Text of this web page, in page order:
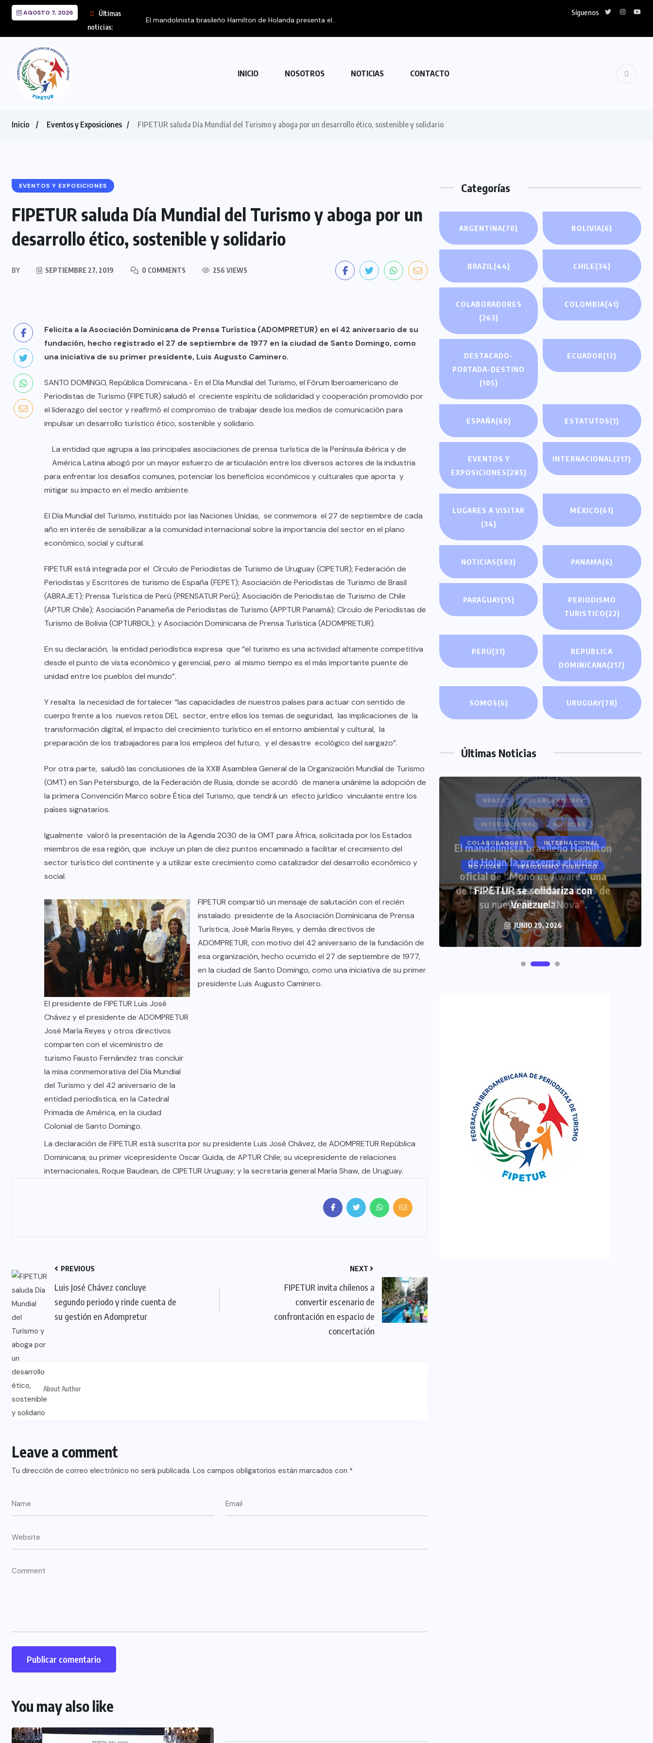
AGOSTO 7, 2026
Últimas
noticias:
El mandolinista brasileño Hamilton de Holanda presenta el...
Síguenos
INICIO NOSOTROS NOTICIAS CONTACTO
Inicio Eventos y Exposiciones FIPETUR saluda Día Mundial del Turismo y aboga por un desarrollo ético, sostenible y solidario
EVENTOS Y EXPOSICIONES
FIPETUR saluda Día Mundial del Turismo y aboga por un
desarrollo ético, sostenible y solidario
BY SEPTIEMBRE 27, 2019 0 COMMENTS 256 VIEWS
Felicita a la Asociación Dominicana de Prensa Turística (ADOMPRETUR) en el 42 aniversario de su
fundación, hecho registrado el 27 de septiembre de 1977 en la ciudad de Santo Domingo, como
una iniciativa de su primer presidente, Luis Augusto Caminero.
SANTO DOMINGO, República Dominicana.- En el Día Mundial del Turismo, el Fórum Iberoamericano de
Periodistas de Turismo (FIPETUR) saludó el creciente espíritu de solidaridad y cooperación promovido por
el liderazgo del sector y reafirmó el compromiso de trabajar desde los medios de comunicación para
impulsar un desarrollo turístico ético, sostenible y solidario.
La entidad que agrupa a las principales asociaciones de prensa turística de la Península ibérica y de
América Latina abogó por un mayor esfuerzo de articulación entre los diversos actores de la industria
para enfrentar los desafíos comunes, potenciar los beneficios económicos y culturales que aporta y
mitigar su impacto en el medio ambiente.
El Día Mundial del Turismo, instituido por las Naciones Unidas, se conmemora el 27 de septiembre de cada
año en interés de sensibilizar a la comunidad internacional sobre la importancia del sector en el plano
económico, social y cultural.
FIPETUR está integrada por el Círculo de Periodistas de Turismo de Uruguay (CIPETUR); Federación de
Periodistas y Escritores de turismo de España (FEPET); Asociación de Periodistas de Turismo de Brasil
(ABRAJET); Prensa Turística de Perú (PRENSATUR Perú); Asociación de Periodistas de Turismo de Chile
(APTUR Chile); Asociación Panameña de Periodistas de Turismo (APPTUR Panamá); Círculo de Periodistas de
Turismo de Bolivia (CIPTURBOL); y Asociación Dominicana de Prensa Turística (ADOMPRETUR).
En su declaración, la entidad periodística expresa que “el turismo es una actividad altamente competitiva
desde el punto de vista económico y gerencial, pero al mismo tiempo es el más importante puente de
unidad entre los pueblos del mundo”.
Y resalta la necesidad de fortalecer “las capacidades de nuestros países para actuar con sentido de
cuerpo frente a los nuevos retos DEL sector, entre ellos los temas de seguridad, las implicaciones de la
transformación digital, el impacto del crecimiento turístico en el entorno ambiental y cultural, la
preparación de los trabajadores para los empleos del futuro, y el desastre ecológico del sargazo”.
Por otra parte, saludó las conclusiones de la XXIII Asamblea General de la Organización Mundial de Turismo
(OMT) en San Petersburgo, de la Federación de Rusia, donde se acordó de manera unánime la adopción de
la primera Convención Marco sobre Ética del Turismo, que tendrá un efecto jurídico vinculante entre los
países signatarios.
Igualmente valoró la presentación de la Agenda 2030 de la OMT para África, solicitada por los Estados
miembros de esa región, que incluye un plan de diez puntos encaminado a facilitar el crecimiento del
sector turístico del continente y a utilizar este crecimiento como catalizador del desarrollo económico y
social.
El presidente de FIPETUR Luis José
Chávez y el presidente de ADOMPRETUR
José María Reyes y otros directivos
comparten con el viceministro de
turismo Fausto Fernández tras concluir
la misa conmemorativa del Día Mundial
del Turismo y del 42 aniversario de la
entidad periodística, en la Catedral
Primada de América, en la ciudad
Colonial de Santo Domingo.
FIPETUR compartió un mensaje de salutación con el recién
instalado presidente de la Asociación Dominicana de Prensa
Turística, José María Reyes, y demás directivos de
ADOMPRETUR, con motivo del 42 aniversario de la fundación de
esa organización, hecho ocurrido el 27 de septiembre de 1977,
en la ciudad de Santo Domingo, como una iniciativa de su primer
presidente Luis Augusto Caminero.
La declaración de FIPETUR está suscrita por su presidente Luis José Chávez, de ADOMPRETUR República
Dominicana; su primer vicepresidente Oscar Guida, de APTUR Chile; su vicepresidente de relaciones
internacionales, Roque Baudean, de CIPETUR Uruguay; y la secretaria general María Shaw, de Uruguay.
PREVIOUS
Luis José Chávez concluye
segundo periodo y rinde cuenta de
su gestión en Adompretur
NEXT
FIPETUR invita chilenos a
convertir escenario de
confrontación en espacio de
concertación
About Author
Leave a comment
Tu dirección de correo electrónico no será publicada. Los campos obligatorios están marcados con *
You may also like
Categorías
ARGENTINA(70) BOLIVIA(6)
BRAZIL(44) CHILE(34)
COLABORADORES
(263)
COLOMBIA(41)
DESTACADO-
PORTADA-DESTINO
(105)
ECUADOR(12)
ESPAÑA(60) ESTATUTOS(1)
EVENTOS Y
EXPOSICIONES(285)
INTERNACIONAL(217)
LUGARES A VISITAR
(34)
MÉXICO(61)
NOTICIAS(503) PANAMA(6)
PARAGUAY(15)
PERIODISMO
TURISTICO(22)
PERÚ(31)
REPÚBLICA
DOMINICANA(217)
SOMOS(6) URUGUAY(78)
Últimas Noticias
COLABORADORES
NOTICIAS
EL FIN DEL MILAGRO BOHEMIO:
DE PLANEACIÓN
JUNIO 24, 2026
BRAZIL COLABORADORES
El mandolinista brasileño Hamilton
de Holanda presenta el video
su nuevo álbum “Nova”.
JULIO 30, 2026
COLABORADORES INTERNACIONAL
NOTICIAS PERIODISMO TURISTICO
FIPETUR se solidariza con
Venezuela
JUNIO 29, 2026